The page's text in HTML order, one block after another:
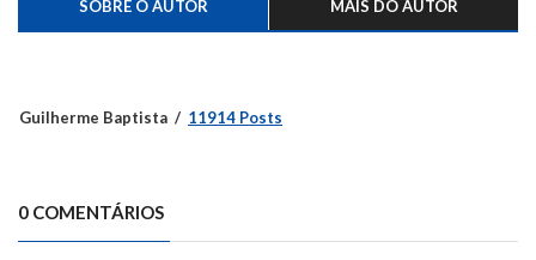
SOBRE O AUTOR MAIS DO AUTOR
Guilherme Baptista 11914 Posts
0 COMENTÁRIOS